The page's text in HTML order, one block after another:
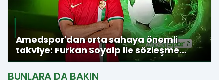
Amedspor'dan orta sahaya önemli
takviye: Furkan Soyalp ile sözleşme
imzalandı
BUNLARA DA BAKIN